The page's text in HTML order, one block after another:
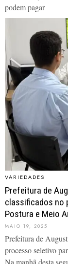
podem pagar
VARIEDADES
Prefeitura de
classificados no
Postura e Meio
MAIO 19, 2025
Prefeitura de
processo seletivo
Na manhã desta